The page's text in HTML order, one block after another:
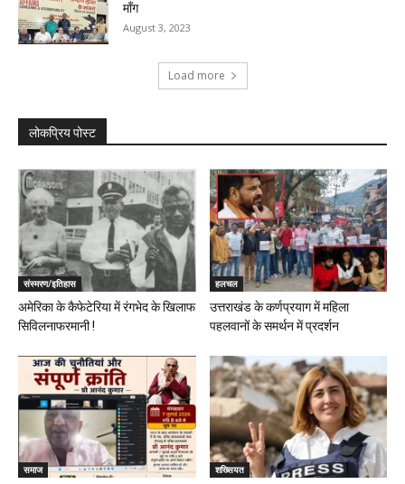
मॉंग
August 3, 2023
Load more
लोकप्रिय पोस्ट
संस्मरण/इतिहास
अमेरिका के कैफेटेरिया में रंगभेद के खिलाफ
सिविलनाफरमानी !
हलचल
उत्तराखंड के कर्णप्रयाग में महिला
पहलवानों के समर्थन में प्रदर्शन
समाज शख्सियत